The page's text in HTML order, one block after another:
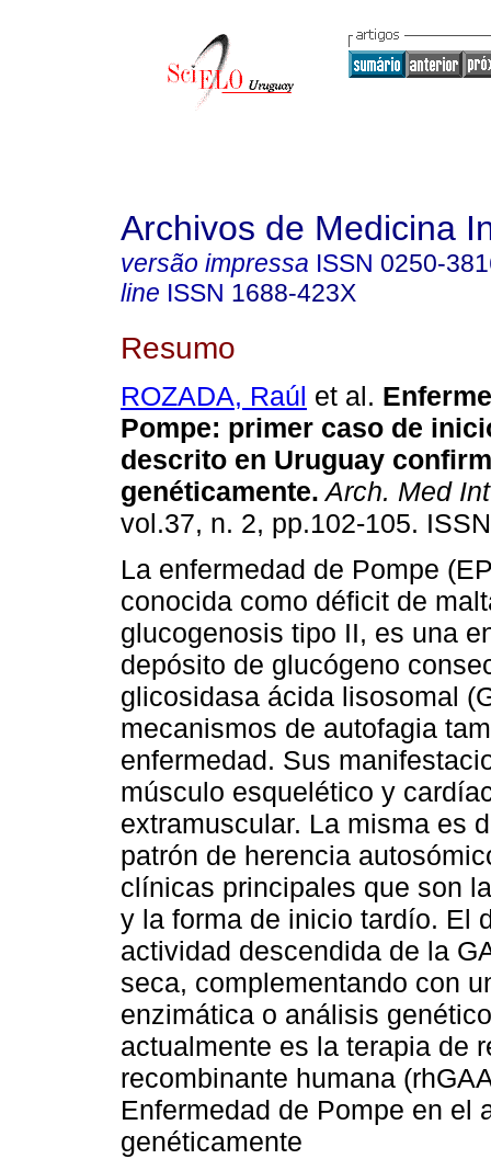
Archivos de Medicina
versão impressa ISSN 0250-
line ISSN 1688-423X
Resumo
ROZADA, Raúl et al.
Pompe: primer caso de
descrito en Uruguay
genéticamente. Arch. Med Int
vol.37, n. 2, pp.102-105.
La enfermedad de Pompe
conocida como déficit de
glucogenosis tipo II, es una
depósito de glucógeno
glicosidasa ácida lisosomal
mecanismos de autofagia
enfermedad. Sus
músculo esquelético y
extramuscular. La misma es
patrón de herencia
clínicas principales que son
y la forma de inicio tardío. El
actividad descendida de la
seca, complementando con
enzimática o análisis
actualmente es la terapia de
recombinante humana
Enfermedad de Pompe en el
genéticamente